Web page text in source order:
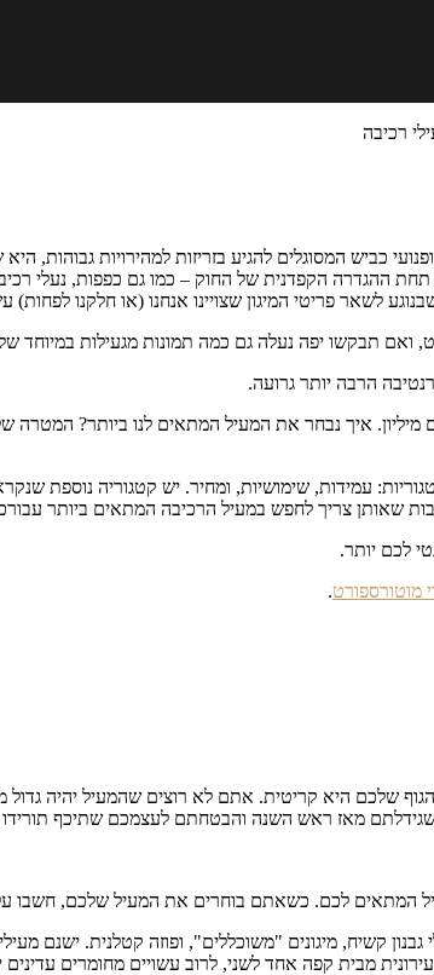
רכיבה
כביש המסוגלים להגיע בזריזות למהירויות גבוהות,
ההגדרה הקפדנית של החוק – כמו גם כפפות, נעלי
לשאר פריטי המיגון שצויינו אנחנו (או חלקנו לפחות)
ואם תבקשו יפה נעלה גם כמה תמונות מגעילות במיוחד
הרבה יותר גרועה.
מיליון. איך נבחר את המעיל המתאים לנו ביותר?
עמידות, שימושיות, ומחיר. יש קטגוריה נוספת
שאותן צריך לחפש במעיל הרכיבה המתאים ביותר
לכם יותר.
מוטורספורט.
היא קריטית. אתם לא רוצים שהמעיל יהיה גדול מדי
שגידלתם מאז ראש השנה והבטחתם לעצמכם שתיכף
המתאים לכם. כשאתם בוחרים את המעיל שלכם, חשבו על
גבנון קשיח, מיגונים "משוכללים", ופוזה קטלנית.
מבית קפה אחד לשני, לרוב עשויים מחומרים עדינים